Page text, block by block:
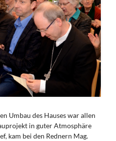
Umbau des Hauses war allen
in guter Atmosphäre
kam bei den Rednern Mag.